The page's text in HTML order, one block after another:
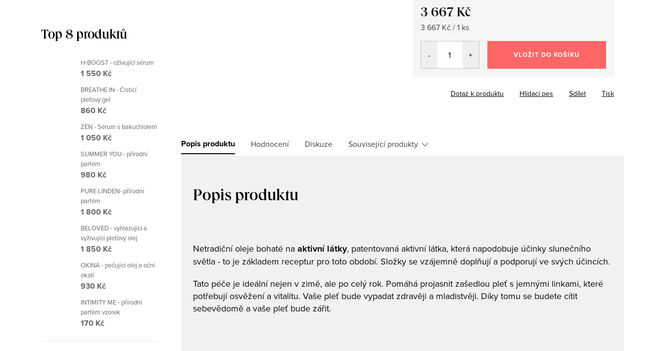
Top 8 produktů
H-BOOST - oživující sérum
1 550 Kč
BREATHE IN - Čisticí
pleťový gel
860 Kč
ZEN - Sérum s bakuchiolem
1 050 Kč
SUMMER YOU - přírodní
parfém
980 Kč
PURE LINDEN- přírodní
parfém
1 800 Kč
BELOVED - vyhlazující a
vyživující pleťový olej
1 850 Kč
OKINA - pečující olej o oční
okolí
930 Kč
INTIMITY ME - přírodní
parfém vzorek
170 Kč
3 667 Kč
Měrná
cena:
3 667 Kč / 1 ks
VLOŽIT DO KOŠÍKU
Tisk
Dotaz k produktu Hlídací pes Sdílet
Popis produktu Hodnocení Diskuze Související produkty
Popis produktu
Netradiční oleje bohaté na aktivní látky, patentovaná aktivní látka, která napodobuje účinky slunečního
světla - to je základem receptur pro toto období. Složky se vzájemně doplňují a podporují ve svých účincích.
Tato péče je ideální nejen v zimě, ale po celý rok. Pomáhá projasnit zašedlou pleť s jemnými linkami, které
potřebují osvěžení a vitalitu. Vaše pleť bude vypadat zdravěji a mladistvěji. Díky tomu se budete cítit
sebevědomě a vaše pleť bude zářit.